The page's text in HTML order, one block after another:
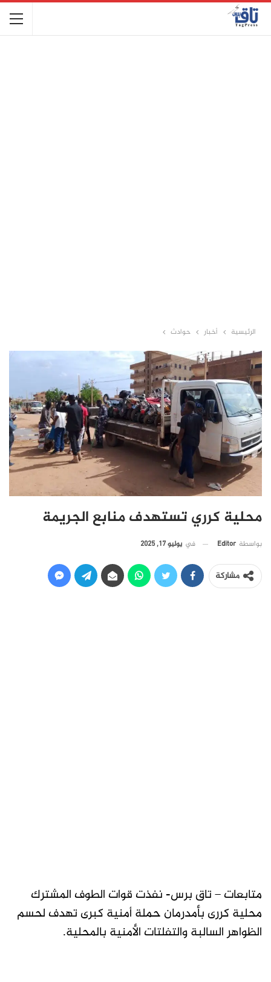
الرئيسية أخبار حوادث
محلية كرري تستهدف منابع الجريمة
بواسطة Editor في يوليو 17, 2025
مشاركة
متابعات – تاق برس- نفذت قوات الطوف المشترك
محلية كررى بأمدرمان حملة أمنية كبرى تهدف لحسم
الظواهر السالبة والتفلتات الأمنية بالمحلية.